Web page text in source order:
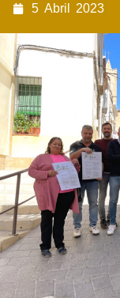
5 Abril 2023